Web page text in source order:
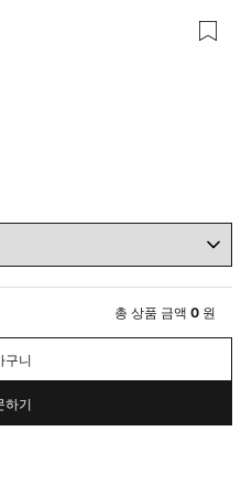
총 상품 금액 0 원
구니
하기